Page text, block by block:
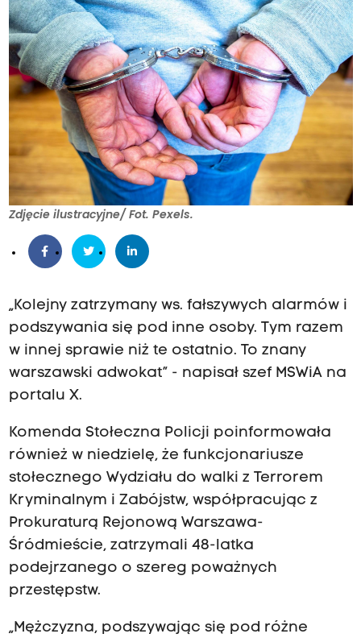
Zdjęcie ilustracyjne/ Fot. Pexels.
„Kolejny zatrzymany ws. fałszywych alarmów i
podszywania się pod inne osoby. Tym razem
w innej sprawie niż te ostatnio. To znany
warszawski adwokat” - napisał szef MSWiA na
portalu X.
Komenda Stołeczna Policji poinformowała
również w niedzielę, że funkcjonariusze
stołecznego Wydziału do walki z Terrorem
Kryminalnym i Zabójstw, współpracując z
Prokuraturą Rejonową Warszawa-
Śródmieście, zatrzymali 48-latka
podejrzanego o szereg poważnych
przestępstw.
„Mężczyzna, podszywając się pod różne